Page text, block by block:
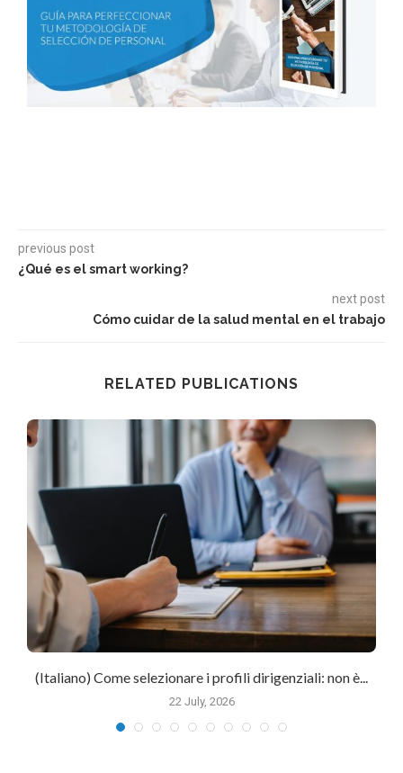
previous post
¿Qué es el smart working?
next post
Cómo cuidar de la salud mental en el trabajo
RELATED PUBLICATIONS
(Italiano) Come selezionare i profili dirigenziali: non è...
22 July, 2026